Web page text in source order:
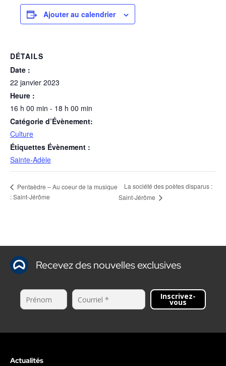
Ajouter au calendrier
DÉTAILS
Date :
22 janvier 2023
Heure :
16 h 00 min - 18 h 00 min
Catégorie d’Évènement:
Culture
Étiquettes Évènement :
Sainte-Adèle
Pentaèdre – Au coeur de la musique
: Saint-Jérôme
La société des poètes disparus :
Saint-Jérôme
Recevez des nouvelles exclusives
Inscrivez-
vous
Actualités